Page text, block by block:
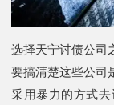
选择天宁讨债公司
要搞清楚这些公司
采用暴力的方式